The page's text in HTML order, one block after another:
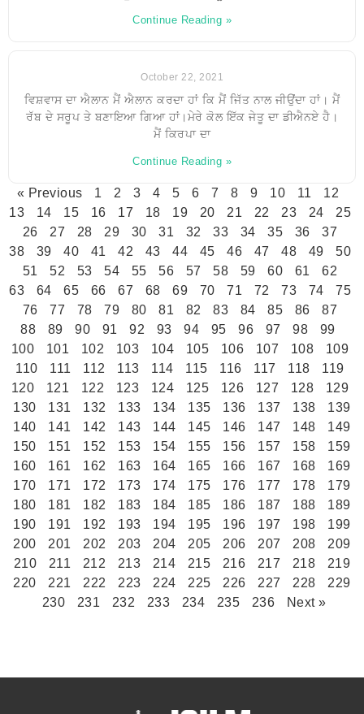
Continue Reading »
October 22, 2021
ਵਿਸ਼ਵਾਸ ਦਾ ਐਲਾਨ ਮੈਂ ਐਲਾਨ ਕਰਦਾ ਹਾਂ ਕਿ ਮੈਂ ਜਿੱਤ ਨਾਲ ਜੀਉਂਦਾ ਹਾਂ। ਮੈਂ
ਰੱਬ ਦੇ ਸਰੂਪ ਤੇ ਬਣਾਇਆ ਗਿਆ ਹਾਂ।ਮੇਰੇ ਕੋਲ ਇੱਕ ਜੇਤੂ ਦਾ ਡੀਐਨਏ ਹੈ।
ਮੈਂ ਕਿਰਪਾ ਦਾ
Continue Reading »
« Previous 1 2 3 4 5 6 7 8 9 10 11
12
13
14 15 16 17 18 19 20 21 22 23 24
25
26
27 28 29 30 31 32 33 34 35 36
37
38
39 40 41 42 43 44 45 46 47 48 49
50
51
52 53 54 55 56 57 58 59 60 61
62
63
64 65 66 67 68 69 70 71 72 73 74
75
76
77 78 79 80 81 82 83 84 85 86
87
88
89 90 91 92 93 94 95 96 97 98
99
100
101 102 103 104 105 106 107 108
109
110
111 112 113 114 115 116 117 118
119
120
121 122 123 124 125 126 127 128
129
130
131 132 133 134 135 136 137 138
139
140
141 142 143 144 145 146 147 148
149
150
151 152 153 154 155 156 157 158
159
160
161 162 163 164 165 166 167 168
169
170
171 172 173 174 175 176 177 178
179
180
181 182 183 184 185 186 187 188
189
190
191 192 193 194 195 196 197 198
199
200
201 202 203 204 205 206 207 208
209
210
211 212 213 214 215 216 217 218
219
220
221 222 223 224 225 226 227 228
229
230
231 232 233 234 235 236 Next »